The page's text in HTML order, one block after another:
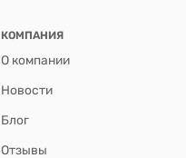
КОМПАНИЯ
О компании
Новости
Блог
Отзывы